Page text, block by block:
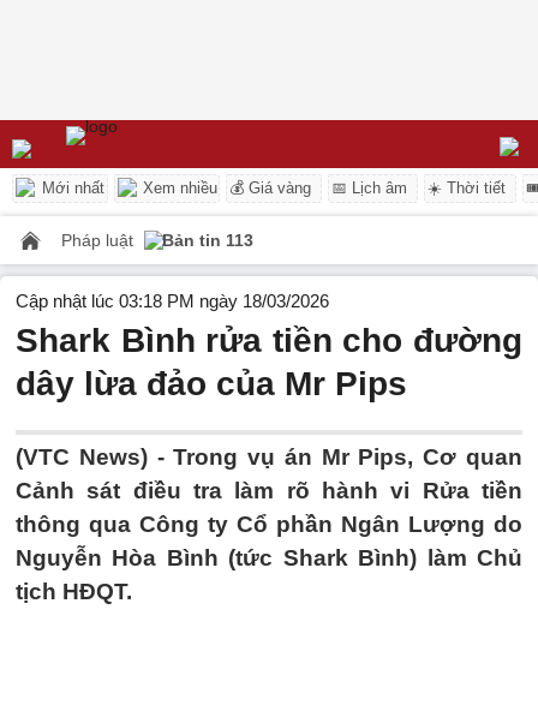
Mới nhất Xem nhiều 💰 Giá vàng 📅 Lịch âm ☀️ Thời tiết
Pháp luật Bản tin 113
Cập nhật lúc 03:18 PM ngày 18/03/2026
Shark Bình rửa tiền cho đường
dây lừa đảo của Mr Pips
(VTC News) -Trong vụ án Mr Pips, Cơ quan
Cảnh sát điều tra làm rõ hành vi Rửa tiền
thông qua Công ty Cổ phần Ngân Lượng do
Nguyễn Hòa Bình (tức Shark Bình) làm Chủ
tịch HĐQT.